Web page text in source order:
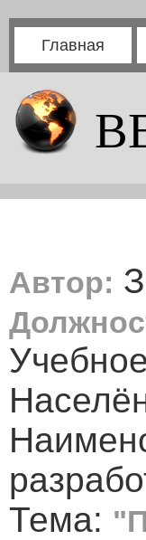
Главная
Автор:
Тема: